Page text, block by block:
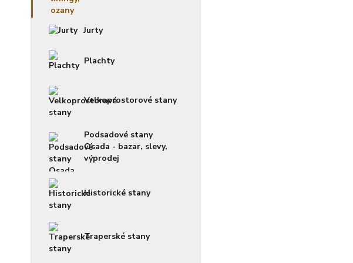
Jurty
Plachty
Velkoprostorové stany
Podsadové stany
Osada - bazar, slevy,
výprodej
Historické stany
Traperské stany